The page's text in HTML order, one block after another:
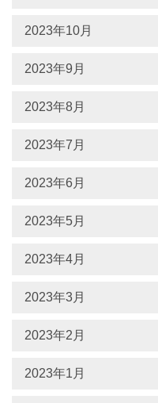
2023年10月
2023年9月
2023年8月
2023年7月
2023年6月
2023年5月
2023年4月
2023年3月
2023年2月
2023年1月